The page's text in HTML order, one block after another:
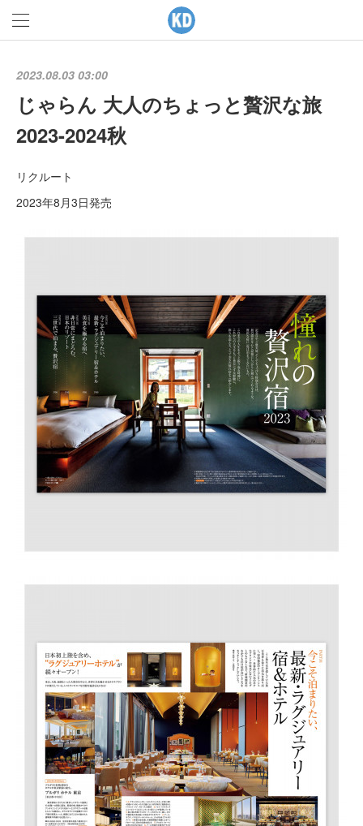
2023.08.03 03:00
じゃらん 大人のちょっと贅沢な旅
2023-2024秋
リクルート
2023年8月3日発売